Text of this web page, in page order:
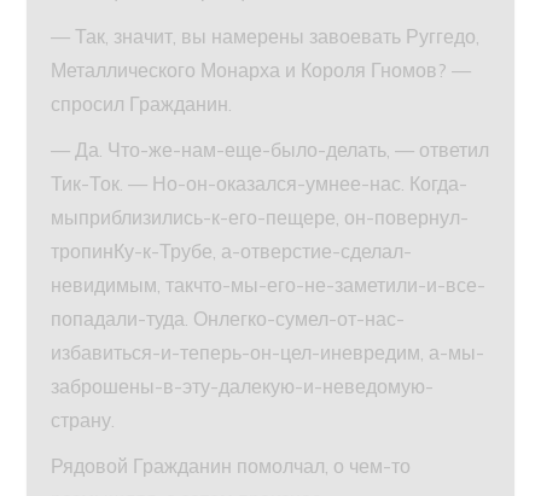
— Так, значит, вы намерены завоевать Руггедо,
Металлического Монарха и Короля Гномов? —
спросил Гражданин.
— Да. Что-же-нам-еще-было-делать, — ответил
Тик-Ток. — Но-он-оказался-умнее-нас. Когда-
мыприблизились-к-его-пещере, он-повернул-
тропинКу-к-Трубе, а-отверстие-сделал-
невидимым, такчто-мы-его-не-заметили-и-все-
попадали-туда. Онлегко-сумел-от-нас-
избавиться-и-теперь-он-цел-иневредим, а-мы-
заброшены-в-эту-далекую-и-неведомую-
страну.
Рядовой Гражданин помолчал, о чем-то